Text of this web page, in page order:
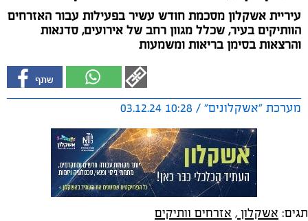
עיריית אשקלון מסכמת חודש עשיר בפעילות עבור האזרחים
הוותיקים בעיר, שכלל מגוון רחב של אירועים, סדנאות
והרצאות בסימן בריאות ומשמעות
מערכת "אשקלונים" / 10:28 03.12.24
תגים: אשקלון , אזרחים וותיקים